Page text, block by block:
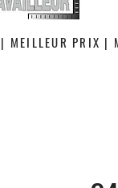
PRIX |